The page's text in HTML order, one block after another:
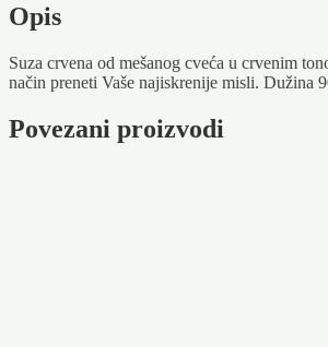
Opis
Suza crvena od mešanog cveća u crvenim
način preneti Vaše najiskrenije misli. Dužina
Povezani proizvodi